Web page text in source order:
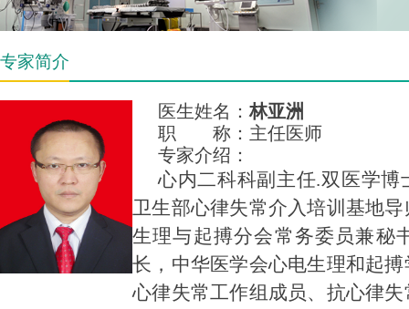
专家简介
医生姓名：林亚洲
职 称：主任医师
专家介绍：
心内二科科副主任.双医学博
卫生部心律失常介入培训基地
生理与起搏分会常务委员兼秘
长，中华医学会心电生理和起
心律失常工作组成员、抗心律